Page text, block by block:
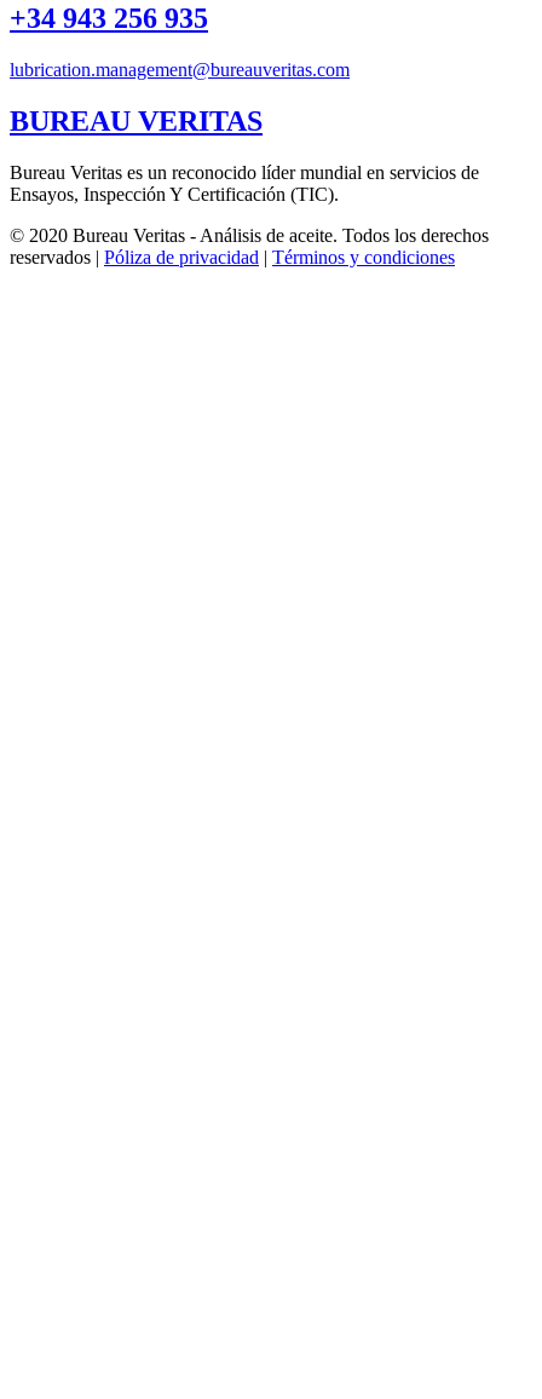
+34 943 256 935
lubrication.management@bureauveritas.com
BUREAU VERITAS
Bureau Veritas es un reconocido líder mundial en servicios de
Ensayos, Inspección Y Certificación (TIC).
© 2020 Bureau Veritas - Análisis de aceite. Todos los derechos
reservados | Póliza de privacidad | Términos y condiciones